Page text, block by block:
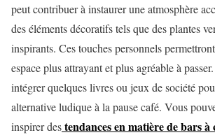
peut contribuer à instaurer une atmosphère
des éléments décoratifs tels que des plantes
inspirants. Ces touches personnels
espace plus attrayant et plus agréable à
intégrer quelques livres ou jeux de société
alternative ludique à la pause café. Vous
inspirer destendances en matière de bars à